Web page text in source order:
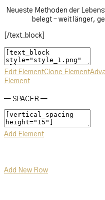
Neueste Methoden der
belegt – weit länger,
[/text_block]
Edit ElementClone Element
Element
— SPACER —
Add Element
Add New Row